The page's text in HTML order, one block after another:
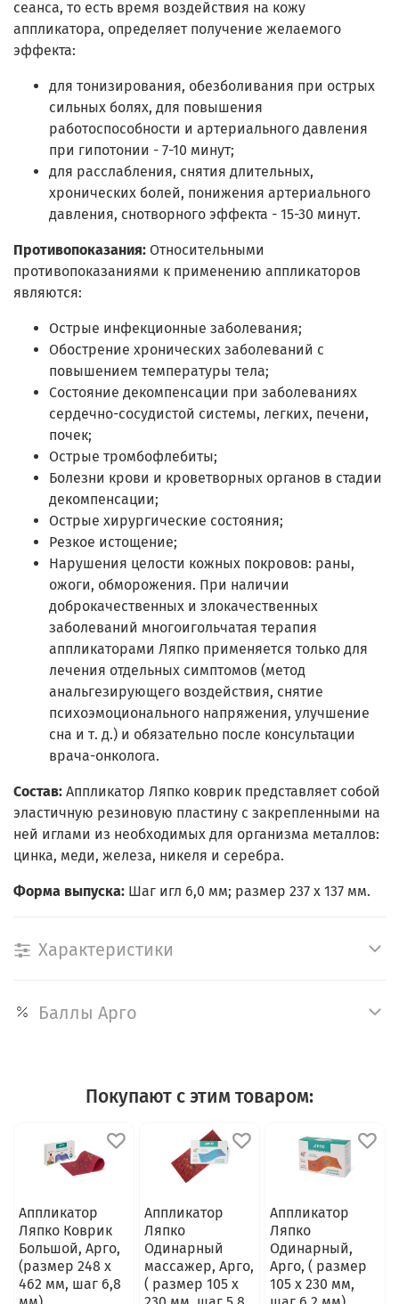
сеанса, то есть время воздействия на кожу
аппликатора, определяет получение желаемого
эффекта:
для тонизирования, обезболивания при острых
сильных болях, для повышения
работоспособности и артериального давления
при гипотонии - 7-10 минут;
для расслабления, снятия длительных,
хронических болей, понижения артериального
давления, снотворного эффекта - 15-30 минут.
Противопоказания: Относительными
противопоказаниями к применению аппликаторов
являются:
Острые инфекционные заболевания;
Обострение хронических заболеваний с
повышением температуры тела;
Состояние декомпенсации при заболеваниях
сердечно-сосудистой системы, легких, печени,
почек;
Острые тромбофлебиты;
Болезни крови и кроветворных органов в стадии
декомпенсации;
Острые хирургические состояния;
Резкое истощение;
Нарушения целости кожных покровов: раны,
ожоги, обморожения. При наличии
доброкачественных и злокачественных
заболеваний многоигольчатая терапия
аппликаторами Ляпко применяется только для
лечения отдельных симптомов (метод
анальгезирующего воздействия, снятие
психоэмоционального напряжения, улучшение
сна и т. д.) и обязательно после консультации
врача-онколога.
Состав: Аппликатор Ляпко коврик представляет собой
эластичную резиновую пластину c закрепленными на
ней иглами из необходимых для организма металлов:
цинка, меди, железа, никеля и серебра.
Форма выпуска: Шаг игл 6,0 мм; размер 237 х 137 мм.
Характеристики
Баллы Арго
Покупают с этим товаром:
Аппликатор
Ляпко Коврик
Большой, Арго,
(размер 248 х
462 мм, шаг 6,8
Аппликатор
Ляпко
Одинарный
массажер, Арго,
( размер 105 х
Аппликатор
Ляпко
Одинарный,
Арго, ( размер
105 х 230 мм,